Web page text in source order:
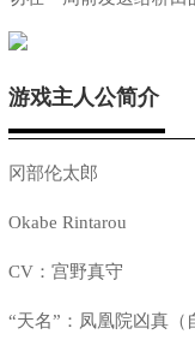
游戏主人公简介
冈部伦太郎
Okabe Rintarou
CV：宫野真守
“天名”：凤凰院凶真（